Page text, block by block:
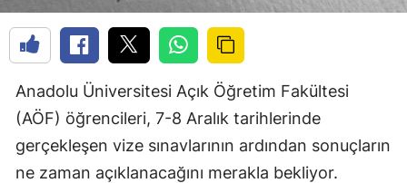
Anadolu Üniversitesi Açık Öğretim Fakültesi
(AÖF) öğrencileri, 7-8 Aralık tarihlerinde
gerçekleşen vize sınavlarının ardından sonuçların
ne zaman açıklanacağını merakla bekliyor.